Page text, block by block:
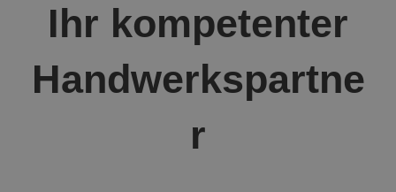
Ihr kompetenter
Handwerkspartne
r